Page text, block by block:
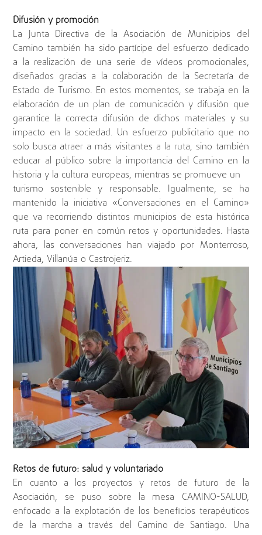
Difusión y promoción
La Junta Directiva de la Asociación de Municipios del
Camino también ha sido partícipe del esfuerzo dedicado
a la realización de una serie de vídeos promocionales,
diseñados gracias a la colaboración de la Secretaría de
Estado de Turismo. En estos momentos, se trabaja en la
elaboración de un plan de comunicación y difusión que
garantice la correcta difusión de dichos materiales y su
impacto en la sociedad. Un esfuerzo publicitario que no
solo busca atraer a más visitantes a la ruta, sino también
educar al público sobre la importancia del Camino en la
historia y la cultura europeas, mientras se promueve un
turismo sostenible y responsable. Igualmente, se ha
mantenido la iniciativa «Conversaciones en el Camino»
que va recorriendo distintos municipios de esta histórica
ruta para poner en común retos y oportunidades. Hasta
ahora, las conversaciones han viajado por Monterroso,
Artieda, Villanúa o Castrojeriz.
Retos de futuro: salud y voluntariado
En cuanto a los proyectos y retos de futuro de la
Asociación, se puso sobre la mesa CAMINO-SALUD,
enfocado a la explotación de los beneficios terapéuticos
de la marcha a través del Camino de Santiago. Una